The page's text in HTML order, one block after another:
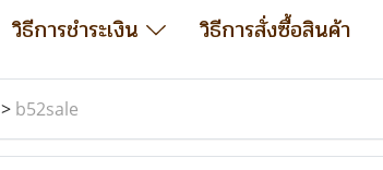
วิธีการชำระเงิน วิธีการสั่งซื้อสินค้า
> b52sale